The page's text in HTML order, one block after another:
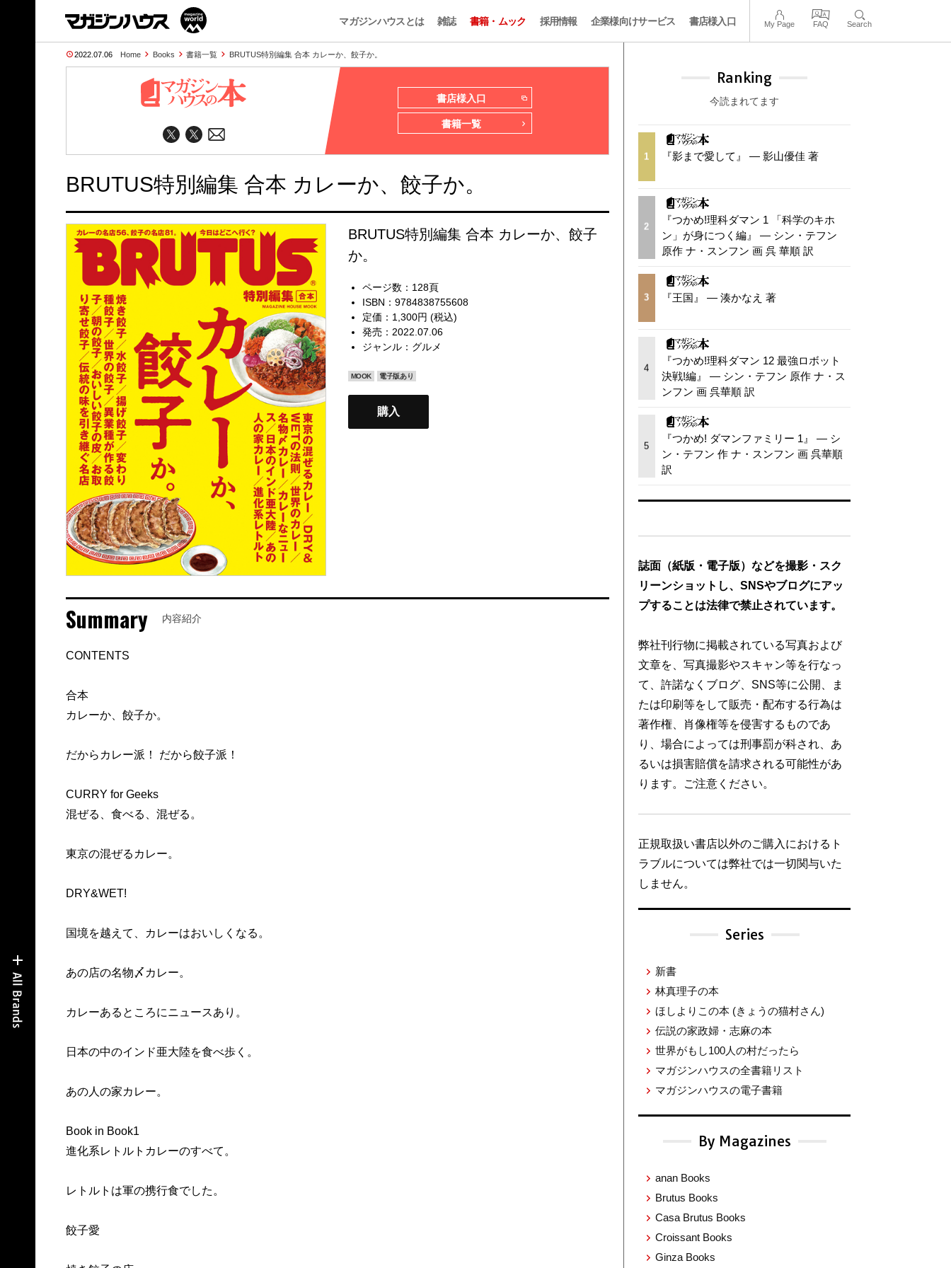
マガジンハウスとは 雑誌 書籍・ムック 採用情報 企業様向けサービス 書店様入口 My Page FAQ Search
2022.07.06 Home Books 書籍一覧 BRUTUS特別編集 合本 カレーか、餃子か。
書店様入口
書籍一覧
BRUTUS特別編集 合本 カレーか、餃子か。
BRUTUS特別編集 合本 カレーか、餃子
か。
ページ数：128頁
ISBN：9784838755608
定価：1,300円 (税込)
発売：2022.07.06
ジャンル： グルメ
MOOK 電子版あり
購入
Summary 内容紹介
CONTENTS
合本
カレーか、餃子か。
だからカレー派！ だから餃子派！
CURRY for Geeks
混ぜる、食べる、混ぜる。
東京の混ぜるカレー。
DRY&WET!
国境を越えて、カレーはおいしくなる。
あの店の名物〆カレー。
カレーあるところにニュースあり。
日本の中のインド亜大陸を食べ歩く。
あの人の家カレー。
Book in Book1
進化系レトルトカレーのすべて。
レトルトは軍の携行食でした。
餃子愛
Ranking
今読まれてます
1 『影まで愛して』 — 影山優佳 著
2
『つかめ!理科ダマン 1 「科学のキホ
ン」が身につく編』 — シン・テフン
原作 ナ・スンフン 画 呉 華順 訳
3 『王国』 — 湊かなえ 著
4
『つかめ!理科ダマン 12 最強ロボット
決戦!編』 — シン・テフン 原作 ナ・ス
ンフン 画 呉華順 訳
5
『つかめ! ダマンファミリー 1』 — シ
ン・テフン 作 ナ・スンフン 画 呉華順
訳
誌面（紙版・電子版）などを撮影・スク
リーンショットし、SNSやブログにアッ
プすることは法律で禁止されています。
弊社刊行物に掲載されている写真および
文章を、写真撮影やスキャン等を行なっ
て、許諾なくブログ、SNS等に公開、ま
たは印刷等をして販売・配布する行為は
著作権、肖像権等を侵害するものであ
り、場合によっては刑事罰が科され、あ
るいは損害賠償を請求される可能性があ
ります。ご注意ください。
正規取扱い書店以外のご購入におけるト
ラブルについては弊社では一切関与いた
しません。
Series
新書
林真理子の本
ほしよりこの本 (きょうの猫村さん)
伝説の家政婦・志麻の本
世界がもし100人の村だったら
マガジンハウスの全書籍リスト
マガジンハウスの電子書籍
By Magazines
anan Books
Brutus Books
Casa Brutus Books
Croissant Books
Ginza Books